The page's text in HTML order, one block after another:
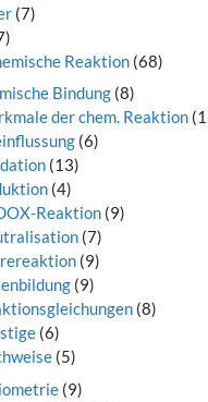
(7)
Reaktion(68)
Bindung (8)
der chem. Reaktion
(6)
(13)
(4)
Reaktion (9)
(7)
(9)
(9)
(8)
(6)
(5)
(9)